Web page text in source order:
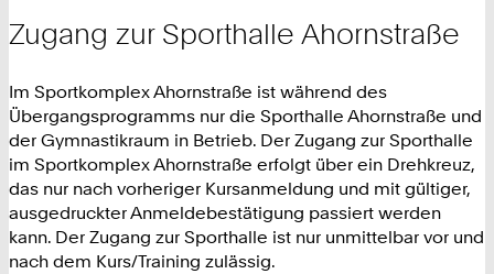
Zugang zur Sporthalle Ahornstraße
Im Sportkomplex Ahornstraße ist während des
Übergangsprogramms nur die Sporthalle Ahornstraße und
der Gymnastikraum in Betrieb. Der Zugang zur Sporthalle
im Sportkomplex Ahornstraße erfolgt über ein Drehkreuz,
das nur nach vorheriger Kursanmeldung und mit gültiger,
ausgedruckter Anmeldebestätigung passiert werden
kann. Der Zugang zur Sporthalle ist nur unmittelbar vor und
nach dem Kurs/Training zulässig.